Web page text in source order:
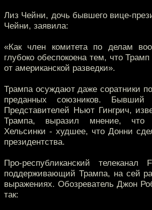
Лиз Чейни, дочь бывшего вице-
Чейни, заявила:
«Как член комитета по делам
глубоко обеспокоена тем, что
от американской разведки».
Трампа осуждают даже соратники
преданных союзников. Бывший
Представителей Ньют Гингрич,
Трампа, выразил мнение, что
Хельсинки - худшее, что Донни
президентства.
Про-республиканский
поддерживающий Трампа, на сей
выражениях. Обозреватель Джон
так: